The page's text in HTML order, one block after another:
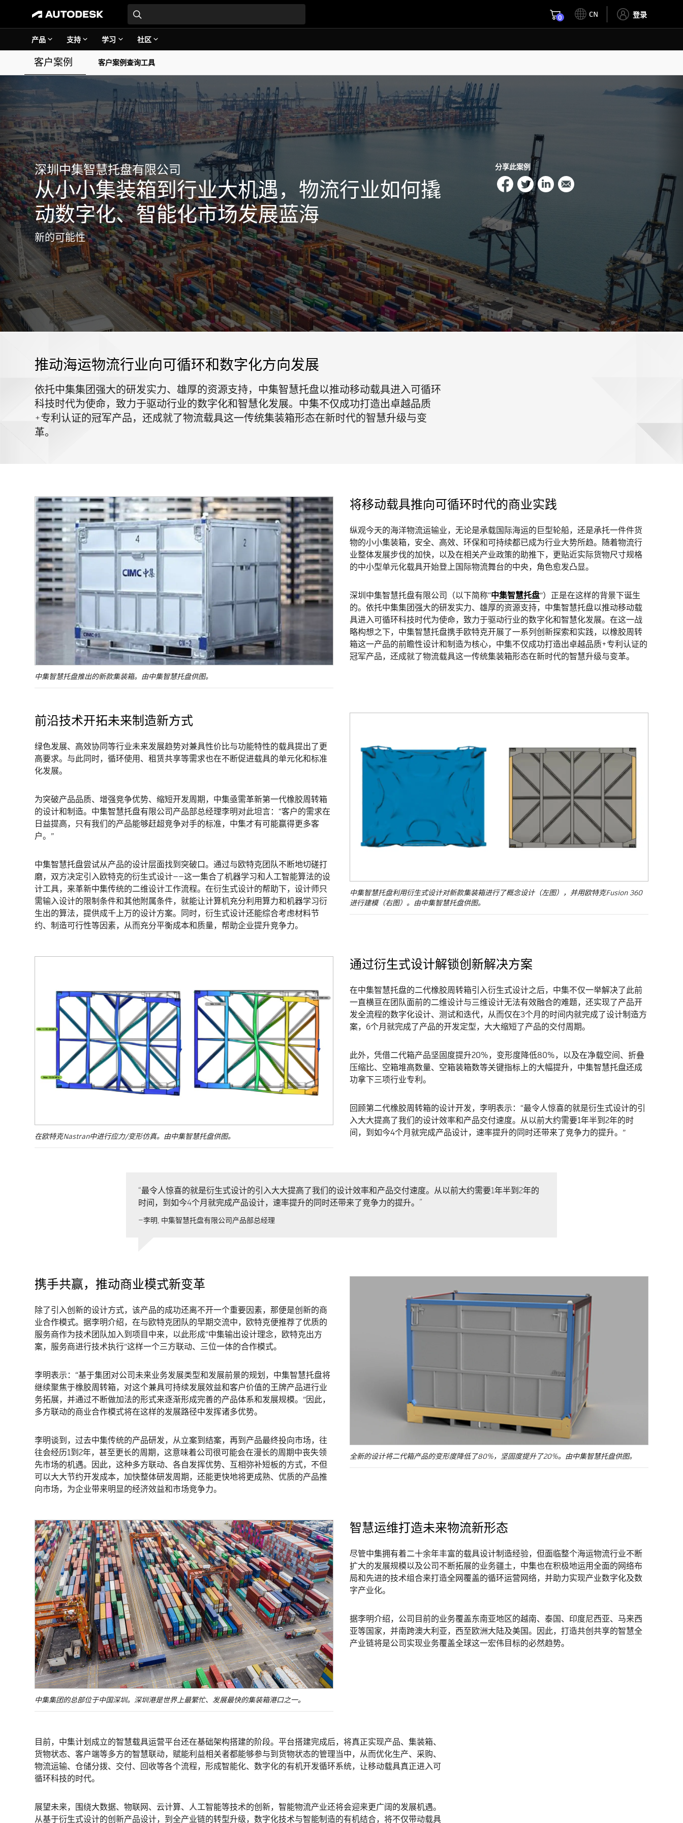
0 CN 登录
产品 支持 学习 社区
客户案例 客户案例查询工具
深圳中集智慧托盘有限公司
从小小集装箱到行业大机遇，物流行业如何撬
动数字化、智能化市场发展蓝海
新的可能性
分享此案例
推动海运物流行业向可循环和数字化方向发展
依托中集集团强大的研发实力、雄厚的资源支持，中集智慧托盘以推动移动载具进入可循环
科技时代为使命，致力于驱动行业的数字化和智慧化发展。中集不仅成功打造出卓越品质
+专利认证的冠军产品，还成就了物流载具这一传统集装箱形态在新时代的智慧升级与变
革。
中集智慧托盘推出的新款集装箱。由中集智慧托盘供图。
将移动载具推向可循环时代的商业实践
纵观今天的海洋物流运输业，无论是承载国际海运的巨型轮船，还是承托一件件货
物的小小集装箱，安全、高效、环保和可持续都已成为行业大势所趋。随着物流行
业整体发展步伐的加快，以及在相关产业政策的助推下，更贴近实际货物尺寸规格
的中小型单元化载具开始登上国际物流舞台的中央，角色愈发凸显。
深圳中集智慧托盘有限公司（以下简称“中集智慧托盘”）正是在这样的背景下诞生
的。依托中集集团强大的研发实力、雄厚的资源支持，中集智慧托盘以推动移动载
具进入可循环科技时代为使命，致力于驱动行业的数字化和智慧化发展。在这一战
略构想之下，中集智慧托盘携手欧特克开展了一系列创新探索和实践，以橡胶周转
箱这一产品的前瞻性设计和制造为核心，中集不仅成功打造出卓越品质+专利认证的
冠军产品，还成就了物流载具这一传统集装箱形态在新时代的智慧升级与变革。
中集智慧托盘利用衍生式设计对新款集装箱进行了概念设计（左图），并用欧特克Fusion 360
进行建模（右图）。由中集智慧托盘供图。
前沿技术开拓未来制造新方式
绿色发展、高效协同等行业未来发展趋势对兼具性价比与功能特性的载具提出了更
高要求。与此同时，循环使用、租赁共享等需求也在不断促进载具的单元化和标准
化发展。
为突破产品品质、增强竞争优势、缩短开发周期，中集亟需革新第一代橡胶周转箱
的设计和制造。中集智慧托盘有限公司产品部总经理李明对此坦言：“客户的需求在
日益提高，只有我们的产品能够赶超竞争对手的标准，中集才有可能赢得更多客
户。”
中集智慧托盘尝试从产品的设计层面找到突破口。通过与欧特克团队不断地切磋打
磨，双方决定引入欧特克的衍生式设计——这一集合了机器学习和人工智能算法的设
计工具，来革新中集传统的二维设计工作流程。在衍生式设计的帮助下，设计师只
需输入设计的限制条件和其他附属条件，就能让计算机充分利用算力和机器学习衍
生出的算法，提供成千上万的设计方案。同时，衍生式设计还能综合考虑材料节
约、制造可行性等因素，从而充分平衡成本和质量，帮助企业提升竞争力。
在欧特克Nastran中进行应力/变形仿真。由中集智慧托盘供图。
通过衍生式设计解锁创新解决方案
在中集智慧托盘的二代橡胶周转箱引入衍生式设计之后，中集不仅一举解决了此前
一直横亘在团队面前的二维设计与三维设计无法有效融合的难题，还实现了产品开
发全流程的数字化设计、测试和迭代，从而仅在3个月的时间内就完成了设计制造方
案，6个月就完成了产品的开发定型，大大缩短了产品的交付周期。
此外，凭借二代箱产品坚固度提升20%，变形度降低80%，以及在净载空间、折叠
压缩比、空箱堆高数量、空箱装箱数等关键指标上的大幅提升，中集智慧托盘还成
功拿下三项行业专利。
回顾第二代橡胶周转箱的设计开发，李明表示：“最令人惊喜的就是衍生式设计的引
入大大提高了我们的设计效率和产品交付速度。从以前大约需要1年半到2年的时
间，到如今4个月就完成产品设计，速率提升的同时还带来了竞争力的提升。”
“最令人惊喜的就是衍生式设计的引入大大提高了我们的设计效率和产品交付速度。从以前大约需要1年半到2年的
时间，到如今4个月就完成产品设计，速率提升的同时还带来了竞争力的提升。”
—李明, 中集智慧托盘有限公司产品部总经理
全新的设计将二代箱产品的变形度降低了80%，坚固度提升了20%。由中集智慧托盘供图。
携手共赢，推动商业模式新变革
除了引入创新的设计方式，该产品的成功还离不开一个重要因素，那便是创新的商
业合作模式。据李明介绍，在与欧特克团队的早期交流中，欧特克便推荐了优质的
服务商作为技术团队加入到项目中来，以此形成“中集输出设计理念，欧特克出方
案，服务商进行技术执行”这样一个三方联动、三位一体的合作模式。
李明表示：“基于集团对公司未来业务发展类型和发展前景的规划，中集智慧托盘将
继续聚焦于橡胶周转箱，对这个兼具可持续发展效益和客户价值的王牌产品进行业
务拓展，并通过不断做加法的形式来逐渐形成完善的产品体系和发展规模。”因此，
多方联动的商业合作模式将在这样的发展路径中发挥诸多优势。
李明谈到，过去中集传统的产品研发，从立案到结案，再到产品最终投向市场，往
往会经历1到2年，甚至更长的周期，这意味着公司很可能会在漫长的周期中丧失领
先市场的机遇。因此，这种多方联动、各自发挥优势、互相弥补短板的方式，不但
可以大大节约开发成本，加快整体研发周期，还能更快地将更成熟、优质的产品推
向市场，为企业带来明显的经济效益和市场竞争力。
中集集团的总部位于中国深圳。深圳港是世界上最繁忙、发展最快的集装箱港口之一。
智慧运维打造未来物流新形态
尽管中集拥有着二十余年丰富的载具设计制造经验，但面临整个海运物流行业不断
扩大的发展规模以及公司不断拓展的业务疆土，中集也在积极地运用全面的网络布
局和先进的技术组合来打造全网覆盖的循环运营网络，并助力实现产业数字化及数
字产业化。
据李明介绍，公司目前的业务覆盖东南亚地区的越南、泰国、印度尼西亚、马来西
亚等国家，并南跨澳大利亚，西至欧洲大陆及美国。因此，打造共创共享的智慧全
产业链将是公司实现业务覆盖全球这一宏伟目标的必然趋势。
目前，中集计划成立的智慧载具运营平台还在基础架构搭建的阶段。平台搭建完成后，将真正实现产品、集装箱、
货物状态、客户端等多方的智慧联动，赋能利益相关者都能够参与到货物状态的管理当中，从而优化生产、采购、
物流运输、仓储分拨、交付、回收等各个流程，形成智能化、数字化的有机开发循环系统，让移动载具真正进入可
循环科技的时代。
展望未来，围绕大数据、物联网、云计算、人工智能等技术的创新，智能物流产业还将会迎来更广阔的发展机遇。
从基于衍生式设计的创新产品设计，到全产业链的转型升级，数字化技术与智能制造的有机结合，将不仅带动载具